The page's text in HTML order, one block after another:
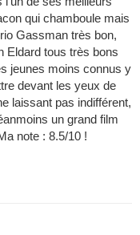
qui chamboule mais
Gassman très bon,
Eldard tous très bons
jeunes moins connus y
devant les yeux de
laissant pas indifférent,
un grand film
note : 8.5/10 !